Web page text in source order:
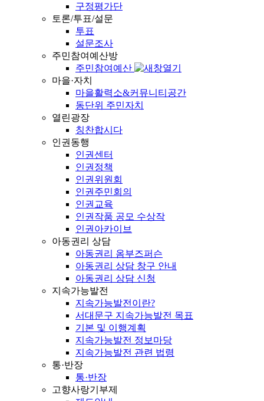
구정평가단
토론/투표/설문
투표
설문조사
주민참여예산방
주민참여예산
마을·자치
마을활력소&커뮤니티공간
동단위 주민자치
열린광장
칭찬합시다
인권동행
인권센터
인권정책
인권위원회
인권주민회의
인권교육
인권작품 공모 수상작
인권아카이브
아동권리 상담
아동권리 옴부즈퍼슨
아동권리 상담 창구 안내
아동권리 상담 신청
지속가능발전
지속가능발전이란?
서대문구 지속가능발전 목표
기본 및 이행계획
지속가능발전 정보마당
지속가능발전 관련 법령
통·반장
통·반장
고향사랑기부제